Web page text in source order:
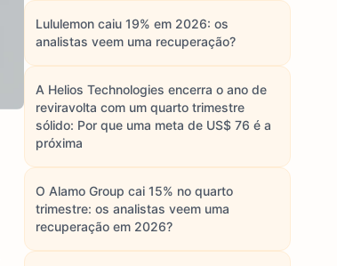
Lululemon caiu 19% em 2026: os
analistas veem uma recuperação?
A Helios Technologies encerra o ano de
reviravolta com um quarto trimestre
sólido: Por que uma meta de US$ 76 é a
próxima
O Alamo Group cai 15% no quarto
trimestre: os analistas veem uma
recuperação em 2026?